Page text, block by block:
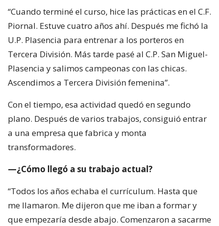
“Cuando terminé el curso, hice las prácticas en el C.F.
Piornal. Estuve cuatro años ahí. Después me fichó la
U.P. Plasencia para entrenar a los porteros en
Tercera División. Más tarde pasé al C.P. San Miguel-
Plasencia y salimos campeonas con las chicas.
Ascendimos a Tercera División femenina”.
Con el tiempo, esa actividad quedó en segundo
plano. Después de varios trabajos, consiguió entrar
a una empresa que fabrica y monta
transformadores.
—¿Cómo llegó a su trabajo actual?
“Todos los años echaba el currículum. Hasta que
me llamaron. Me dijeron que me iban a formar y
que empezaría desde abajo. Comenzaron a sacarme